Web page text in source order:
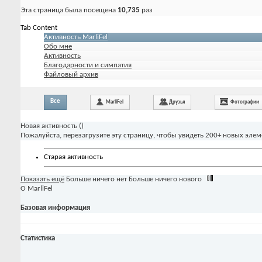
Эта страница была посещена 10,735 раз
Tab Content
Активность MarliFel
Обо мне
Активность
Благодарности и симпатия
Файловый архив
Все MarliFel Друзья Фотографии
Новая активность ()
Пожалуйста, перезагрузите эту страницу, чтобы увидеть 200+ новых
Старая активность
Показать ещё Больше ничего нет Больше ничего нового
О MarliFel
Базовая информация
Статистика